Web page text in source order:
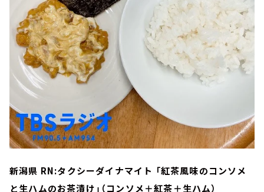
新潟県 RN:タクシーダイナマイト 「紅茶風味のコンソメ
と生ハムのお茶漬け」（コンソメ＋紅茶＋生ハム）